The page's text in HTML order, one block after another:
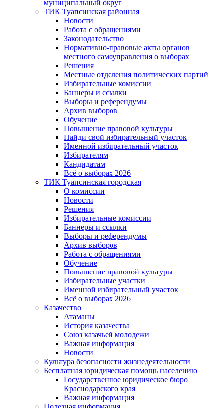
муниципальный округ
ТИК Туапсинская районная
Новости
Работа с обращениями
Законодательство
Нормативно-правовые акты органов
местного самоуправления о выборах
Решения
Местные отделения политических партий
Избирательные комиссии
Баннеры и ссылки
Выборы и референдумы
Архив выборов
Обучение
Повышение правовой культуры
Найди свой избирательный участок
Именной избирательный участок
Избирателям
Кандидатам
Всё о выборах 2026
ТИК Туапсинская городская
О комиссии
Новости
Решения
Избирательные комиссии
Баннеры и ссылки
Выборы и референдумы
Архив выборов
Работа с обращениями
Обучение
Повышение правовой культуры
Избирательные участки
Именной избирательный участок
Всё о выборах 2026
Казачество
Атаманы
История казачества
Союз казачьей молодежи
Важная информация
Новости
Культура безопасности жизнедеятельности
Бесплатная юридическая помощь населению
Государственное юридическое бюро
Краснодарского края
Важная информация
Полезная информация